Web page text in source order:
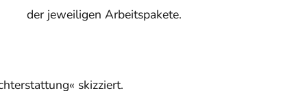
der jeweiligen Arbeitspakete.
skizziert.